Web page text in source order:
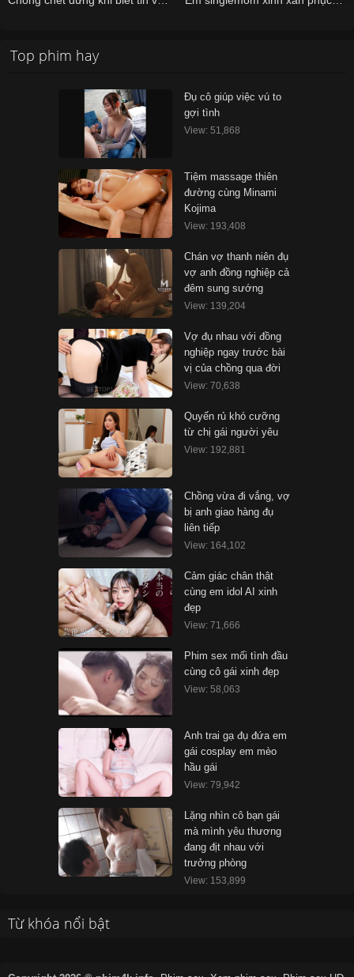
Top phim hay
Đụ cô giúp việc vú to
gợi tình
View: 51,868
Tiệm massage thiên
đường cùng Minami
Kojima
View: 193,408
Chán vợ thanh niên đụ
vợ anh đồng nghiệp cả
đêm sung sướng
View: 139,204
Vợ đụ nhau với đồng
nghiệp ngay trước bài
vị của chồng qua đời
View: 70,638
Quyến rủ khó cưỡng
từ chị gái người yêu
View: 192,881
Chồng vừa đi vắng, vợ
bị anh giao hàng đụ
liên tiếp
View: 164,102
Cảm giác chân thật
cùng em idol AI xinh
đẹp
View: 71,666
Phim sex mối tình đầu
cùng cô gái xinh đẹp
View: 58,063
Anh trai gạ đụ đứa em
gái cosplay em mèo
hầu gái
View: 79,942
Lặng nhìn cô bạn gái
mà mình yêu thương
đang địt nhau với
trưởng phòng
View: 153,899
Từ khóa nổi bật